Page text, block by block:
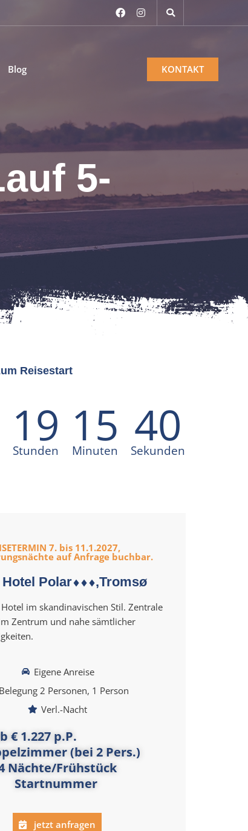
Blog KONTAKT
5-
Reisestart
19
Stunden 15
Minuten 37
Sekunden
7. bis 11.1.2027,
auf Anfrage buchbar.
Polar⬧⬧⬧,Tromsø
im skandinavischen Stil. Zentrale
Zentrum und nahe sämtlicher
Eigene Anreise
Belegung 2 Personen, 1 Person
Verl.-Nacht
€ 1.227 p.P.
(bei 2 Pers.)
Nächte/Frühstück
Startnummer
jetzt anfragen